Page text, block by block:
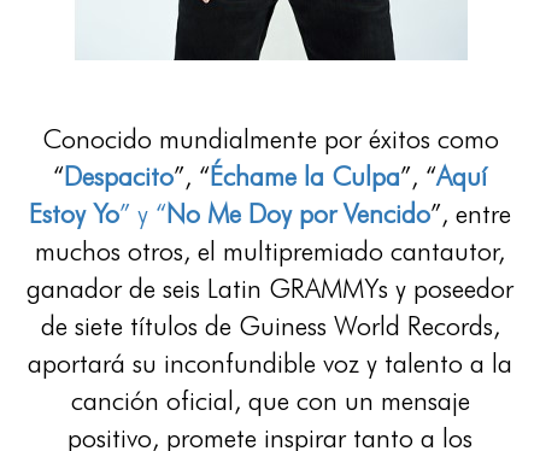
Conocido mundialmente por éxitos como
“Despacito”, “Échame la Culpa”, “Aquí
Estoy Yo” y “No Me Doy por Vencido”, entre
muchos otros, el multipremiado cantautor,
ganador de seis Latin GRAMMYs y poseedor
de siete títulos de Guiness World Records,
aportará su inconfundible voz y talento a la
canción oficial, que con un mensaje
positivo, promete inspirar tanto a los